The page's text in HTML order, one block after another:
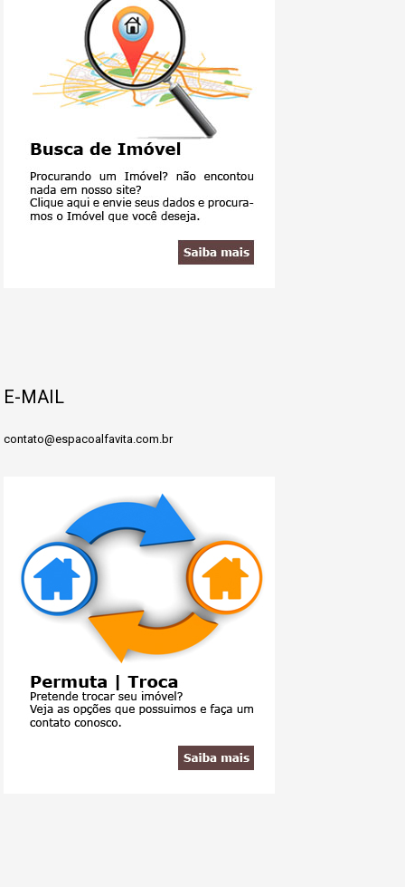
E-MAIL
contato@espacoalfavita.com.br